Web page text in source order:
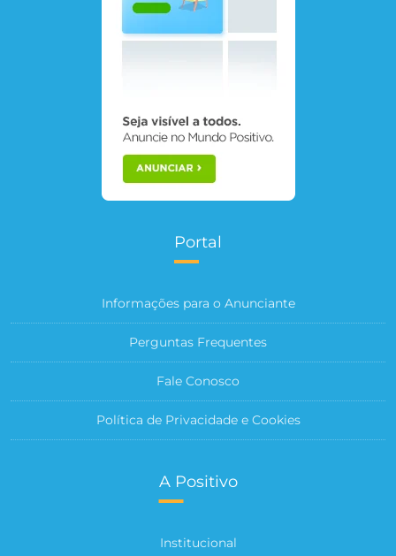
Portal
Informações para o Anunciante
Perguntas Frequentes
Fale Conosco
Política de Privacidade e Cookies
A Positivo
Institucional